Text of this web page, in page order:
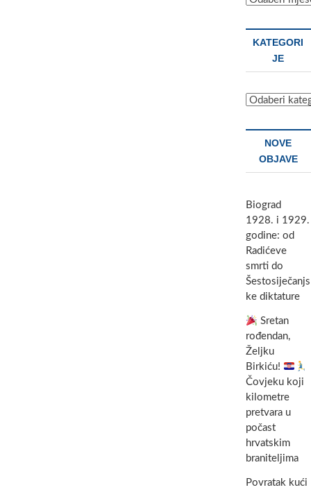
KATEGORI
JE
Kategorije
NOVE
OBJAVE
Biograd
1928. i 1929.
godine: od
Radićeve
smrti do
Šestosiječanjs
ke diktature
Sretan
rođendan,
Željku
Birkiću!
Čovjeku koji
kilometre
pretvara u
počast
hrvatskim
braniteljima
Povratak kući